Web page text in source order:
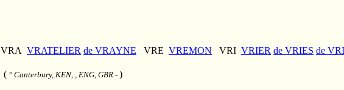
VRA VRATELIER de VRAYNE VRE VREMON VRI VRIER de VRIES de
( ° Canterbury, KEN, , ENG, GBR - )